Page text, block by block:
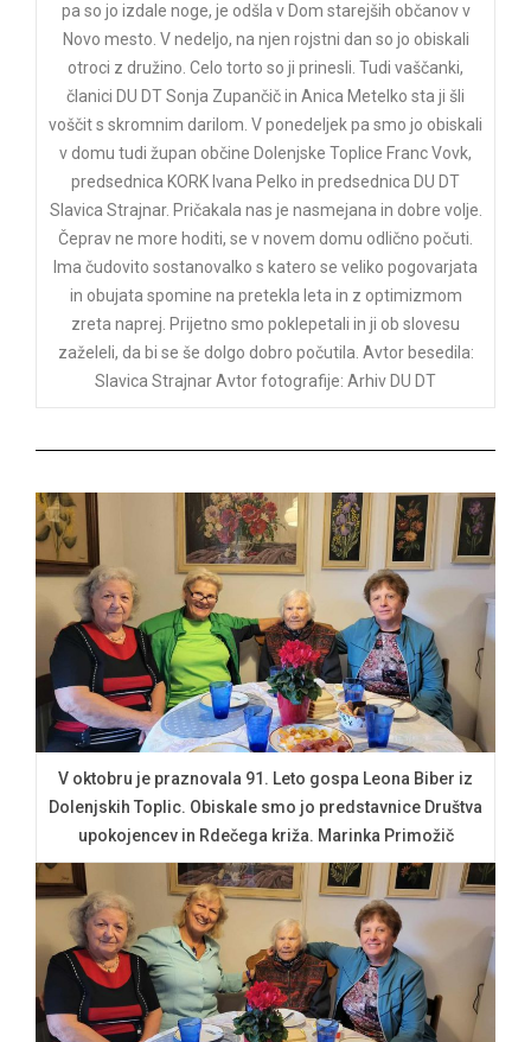
pa so jo izdale noge, je odšla v Dom starejših občanov v
Novo mesto. V nedeljo, na njen rojstni dan so jo obiskali
otroci z družino. Celo torto so ji prinesli. Tudi vaščanki,
članici DU DT Sonja Zupančič in Anica Metelko sta ji šli
voščit s skromnim darilom. V ponedeljek pa smo jo obiskali
v domu tudi župan občine Dolenjske Toplice Franc Vovk,
predsednica KORK Ivana Pelko in predsednica DU DT
Slavica Strajnar. Pričakala nas je nasmejana in dobre volje.
Čeprav ne more hoditi, se v novem domu odlično počuti.
Ima čudovito sostanovalko s katero se veliko pogovarjata
in obujata spomine na pretekla leta in z optimizmom
zreta naprej. Prijetno smo poklepetali in ji ob slovesu
zaželeli, da bi se še dolgo dobro počutila. Avtor besedila:
Slavica Strajnar Avtor fotografije: Arhiv DU DT
V oktobru je praznovala 91. Leto gospa Leona Biber iz
Dolenjskih Toplic. Obiskale smo jo predstavnice Društva
upokojencev in Rdečega križa. Marinka Primožič